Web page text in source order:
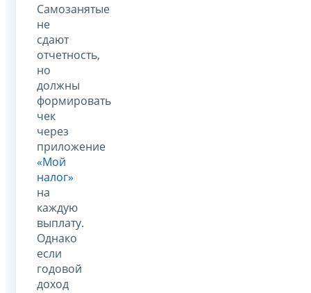
Самозанятые
не
сдают
отчетность,
но
должны
формировать
чек
через
приложение
«Мой
налог»
на
каждую
выплату.
Однако
если
годовой
доход